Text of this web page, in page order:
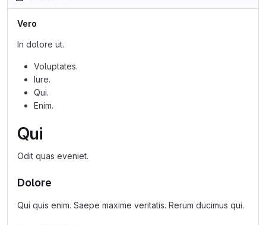
Vero
In dolore ut.
Voluptates.
Iure.
Qui.
Enim.
Qui
Odit quas eveniet.
Dolore
Qui quis enim. Saepe maxime veritatis. Rerum ducimus qui.